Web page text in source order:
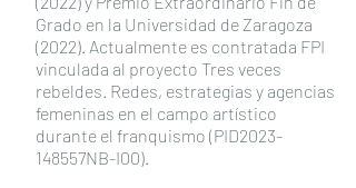
Grado en la Universidad de Zaragoza
(2022). Actualmente es contratada FPI
vinculada al proyecto Tres veces
rebeldes. Redes, estrategias y agencias
femeninas en el campo artístico
durante el franquismo (PID2023-
148557NB-I00).